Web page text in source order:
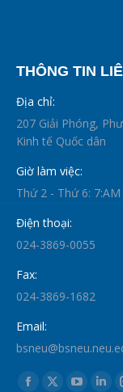
THÔNG TIN
Địa chỉ:
207 Giải Phóng,
Kinh tế Quốc dân
Giờ làm việc:
Thứ 2 - Thứ 6:
Điện thoại:
024-3869-0055
Fax:
024-3869-1682
Email:
Find us on: